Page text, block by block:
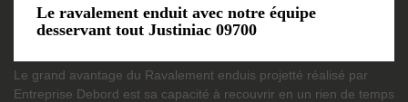
Le ravalement enduit avec notre équipe
desservant tout Justiniac 09700
Le grand avantage du Ravalement enduis projetté réalisé par
Entreprise Debord est sa capacité à recouvrir en un rien de temps